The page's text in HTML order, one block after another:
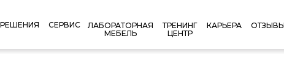
РЕШЕНИЯ СЕРВИС
ЛАБОРАТОРНАЯ
МЕБЕЛЬ
ТРЕНИНГ
ЦЕНТР
КАРЬЕРА ОТЗЫВЫ